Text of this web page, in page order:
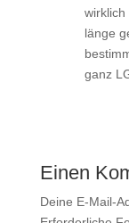
wirklich
länge
ganz
Einen
Deine E-Mail-